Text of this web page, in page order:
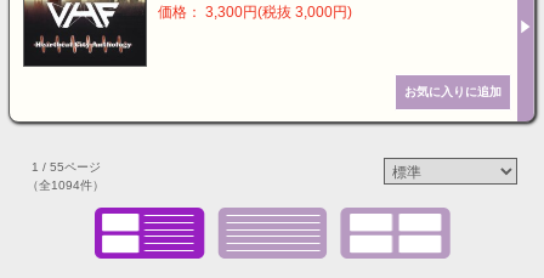
価格： 3,300円(税抜 3,000円)
1 / 55ページ
（全1094件）